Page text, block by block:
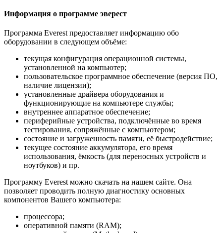
Информация о программе эверест
Программа Everest предоставляет информацию обо
оборудовании в следующем объёме:
текущая конфигурация операционной системы,
установленной на компьютер;
пользовательское программное обеспечение (версия ПО,
наличие лицензии);
установленные драйвера оборудования и
функционирующие на компьютере службы;
внутреннее аппаратное обеспечение;
периферийные устройства, подключённые во время
тестирования, сопряжённые с компьютером;
состояние и загруженность памяти, её быстродействие;
текущее состояние аккумулятора, его время
использования, ёмкость (для переносных устройств и
ноутбуков) и пр.
Программу Everest можно скачать на нашем сайте. Она
позволяет проводить полную диагностику основных
компонентов Вашего компьютера:
процессора;
оперативной памяти (RAM);